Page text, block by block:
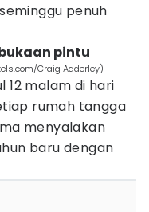
penuh
pintu
Craig Adderley)
12 malam di hari
rumah tangga
menyalakan
baru dengan